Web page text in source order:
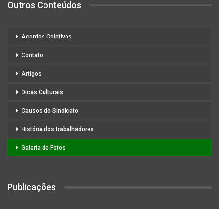
Outros Conteúdos
Acordos Coletivos
Contato
Artigos
Dicas Culturais
Causos do Sindicato
História dos trabalhadores
Galeria de Fotos
Publicações